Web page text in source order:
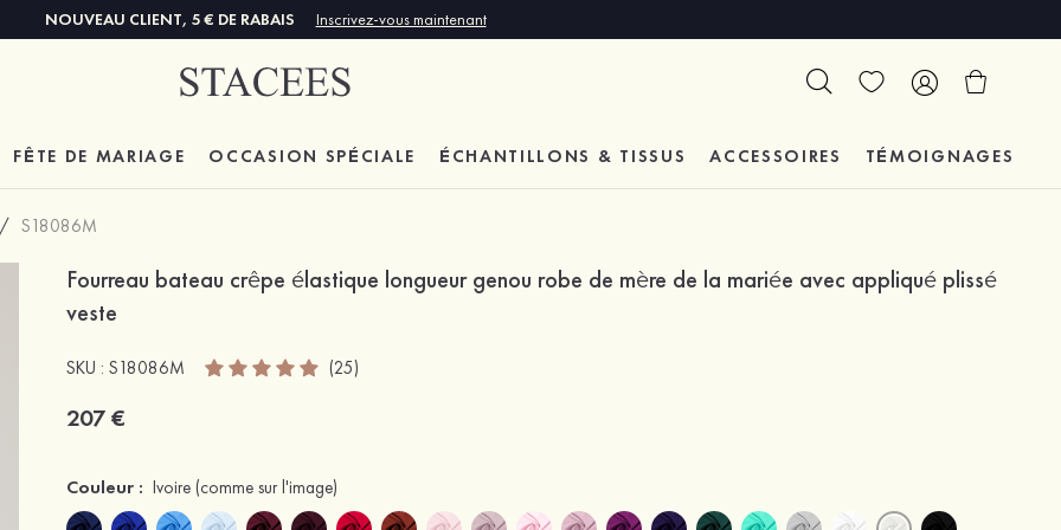
NOUVEAU CLIENT, 5 € DE RABAIS Inscrivez-vous maintenant
FÊTE DE MARIAGE OCCASION SPÉCIALE ÉCHANTILLONS & TISSUS ACCESSOIRES TÉMOIGNAGES
/ S18086M
Fourreau bateau crêpe élastique longueur genou robe de mère de la mariée avec appliqué plissé
veste
SKU : S18086M (25)
207 €
Couleur : Ivoire (comme sur l'image)